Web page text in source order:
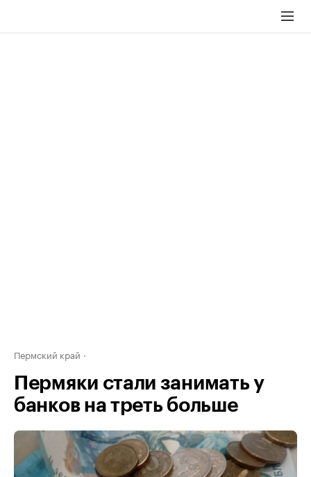
Пермский край
Пермяки стали занимать у
банков на треть больше